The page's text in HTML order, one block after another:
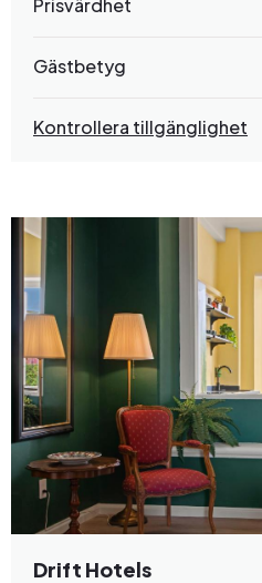
Prisvärdhet
Gästbetyg
Kontrollera tillgänglighet
Drift Hotels